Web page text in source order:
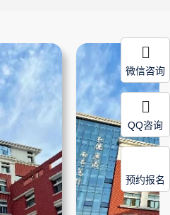
微信咨询
QQ咨询
预约报名